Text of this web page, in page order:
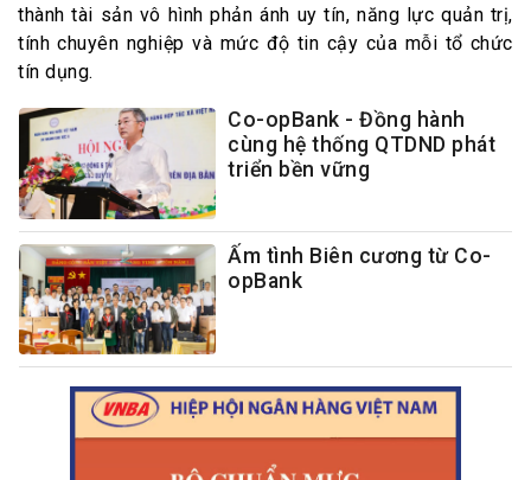
thành tài sản vô hình phản ánh uy tín, năng lực quản trị,
tính chuyên nghiệp và mức độ tin cậy của mỗi tổ chức
tín dụng.
Co-opBank - Đồng hành
cùng hệ thống QTDND phát
triển bền vững
Ấm tình Biên cương từ Co-
opBank